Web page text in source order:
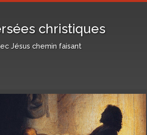
christiques
Jésus chemin faisant